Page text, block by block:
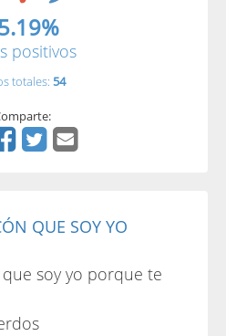
positivos
totales: 54
QUE SOY YO
soy yo porque te